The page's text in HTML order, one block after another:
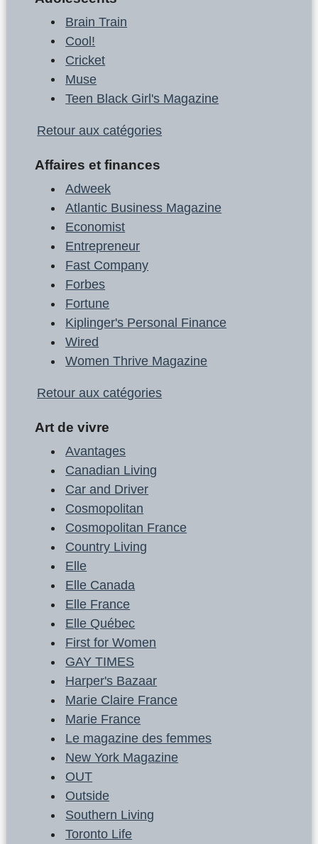
Brain Train
Cool!
Cricket
Muse
Teen Black Girl's Magazine
Retour aux catégories
Affaires et finances
Adweek
Atlantic Business Magazine
Economist
Entrepreneur
Fast Company
Forbes
Fortune
Kiplinger's Personal Finance
Wired
Women Thrive Magazine
Retour aux catégories
Art de vivre
Avantages
Canadian Living
Car and Driver
Cosmopolitan
Cosmopolitan France
Country Living
Elle
Elle Canada
Elle France
Elle Québec
First for Women
GAY TIMES
Harper's Bazaar
Marie Claire France
Marie France
Le magazine des femmes
New York Magazine
OUT
Outside
Southern Living
Toronto Life